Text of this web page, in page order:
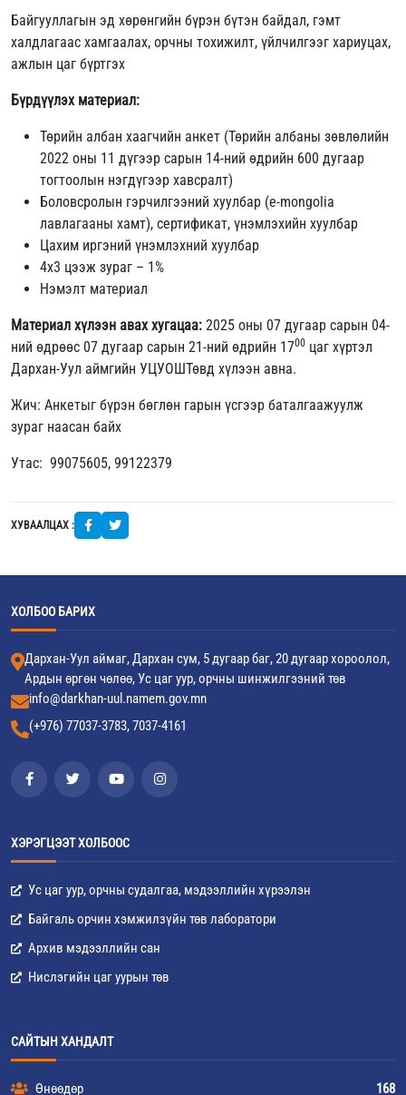
Байгууллагын эд хөрөнгийн бүрэн бүтэн байдал, гэмт
халдлагаас хамгаалах, орчны тохижилт, үйлчилгээг хариуцах,
ажлын цаг бүртгэх
Бүрдүүлэх материал:
Төрийн албан хаагчийн анкет (Төрийн албаны зөвлөлийн
2022 оны 11 дүгээр сарын 14-ний өдрийн 600 дугаар
тогтоолын нэгдүгээр хавсралт)
Боловсролын гэрчилгээний хуулбар (e-mongolia
лавлагааны хамт), сертификат, үнэмлэхийн хуулбар
Цахим иргэний үнэмлэхний хуулбар
4х3 цээж зураг – 1%
Нэмэлт материал
Материал хүлээн авах хугацаа: 2025 оны 07 дугаар сарын 04-
ний өдрөөс 07 дугаар сарын 21-ний өдрийн 1700 цаг хүртэл
Дархан-Уул аймгийн УЦУОШТөвд хүлээн авна.
Жич: Анкетыг бүрэн бөглөн гарын үсгээр баталгаажуулж
зураг наасан байх
Утас: 99075605, 99122379
ХУВААЛЦАХ :
ХОЛБОО БАРИХ
Дархан-Уул аймаг, Дархан сум, 5 дугаар баг, 20 дугаар хороолол,
Ардын өргөн чөлөө, Ус цаг уур, орчны шинжилгээний төв
info@darkhan-uul.namem.gov.mn
(+976) 77037-3783, 7037-4161
ХЭРЭГЦЭЭТ ХОЛБООС
Ус цаг уур, орчны судалгаа, мэдээллийн хүрээлэн
Байгаль орчин хэмжилзүйн төв лаборатори
Архив мэдээллийн сан
Нислэгийн цаг уурын төв
САЙТЫН ХАНДАЛТ
Өнөөдөр 168